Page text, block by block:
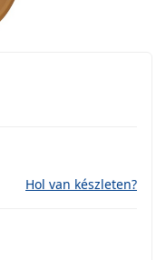
Hol van készleten?